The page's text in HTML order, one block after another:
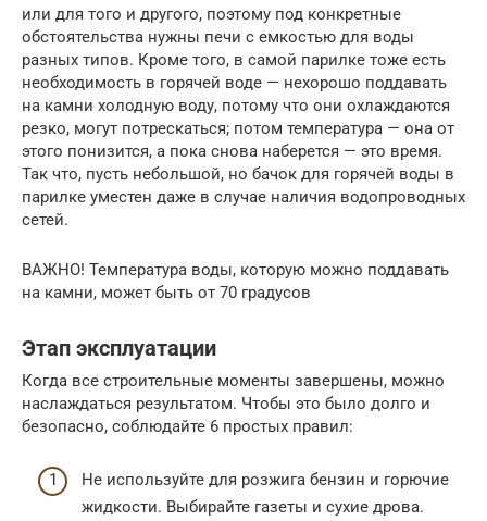
или для того и другого, поэтому под конкретные
обстоятельства нужны печи с емкостью для воды
разных типов. Кроме того, в самой парилке тоже есть
необходимость в горячей воде — нехорошо поддавать
на камни холодную воду, потому что они охлаждаются
резко, могут потрескаться; потом температура — она от
этого понизится, а пока снова наберется — это время.
Так что, пусть небольшой, но бачок для горячей воды в
парилке уместен даже в случае наличия водопроводных
сетей.
ВАЖНО! Температура воды, которую можно поддавать
на камни, может быть от 70 градусов
Этап эксплуатации
Когда все строительные моменты завершены, можно
наслаждаться результатом. Чтобы это было долго и
безопасно, соблюдайте 6 простых правил:
Не используйте для розжига бензин и горючие
жидкости. Выбирайте газеты и сухие дрова.